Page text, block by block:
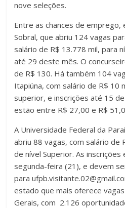
nove seleções.
Entre as chances de
Sobral, que abriu 124 vagas
salário de R$ 13.778 mil, para
até 29 deste mês. O
de R$ 130. Há também 104
Itapiúna, com salário de R$ 10
superior, e inscrições até 15
estão entre R$ 27,00 e R$
A Universidade Federal da
abriu 88 vagas, com salário de
de nível Superior. As
segunda-feira (21), e devem
para
estado que mais oferece
Gerais, com 2.126